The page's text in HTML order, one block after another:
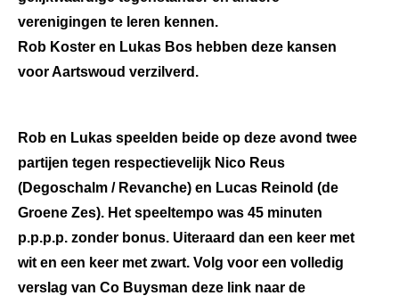
verenigingen te leren kennen.
Rob Koster en Lukas Bos hebben deze kansen
voor Aartswoud verzilverd.
Rob en Lukas speelden beide op deze avond twee
partijen tegen respectievelijk Nico Reus
(Degoschalm / Revanche) en Lucas Reinold (de
Groene Zes). Het speeltempo was 45 minuten
p.p.p.p. zonder bonus. Uiteraard dan een keer met
wit en een keer met zwart. Volg voor een volledig
verslag van Co Buysman deze link naar de